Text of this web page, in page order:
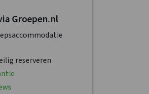
Groepen.nl
reserveren